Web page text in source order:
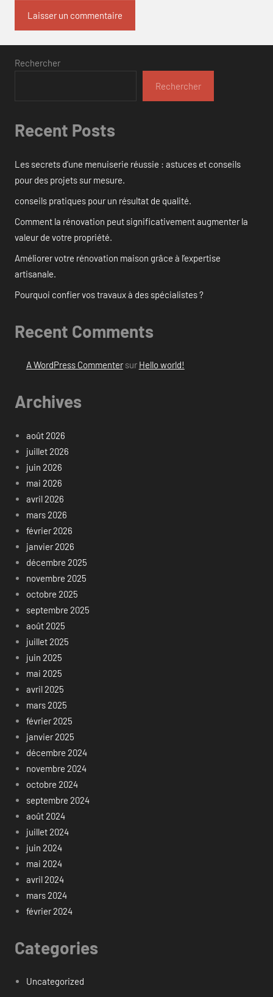
Rechercher
Rechercher
Recent Posts
Les secrets d’une menuiserie réussie : astuces et conseils
pour des projets sur mesure.
conseils pratiques pour un résultat de qualité.
Comment la rénovation peut significativement augmenter la
valeur de votre propriété.
Améliorer votre rénovation maison grâce à l’expertise
artisanale.
Pourquoi confier vos travaux à des spécialistes ?
Recent Comments
A WordPress Commentersur Hello world!
Archives
août 2026
juillet 2026
juin 2026
mai 2026
avril 2026
mars 2026
février 2026
janvier 2026
décembre 2025
novembre 2025
octobre 2025
septembre 2025
août 2025
juillet 2025
juin 2025
mai 2025
avril 2025
mars 2025
février 2025
janvier 2025
décembre 2024
novembre 2024
octobre 2024
septembre 2024
août 2024
juillet 2024
juin 2024
mai 2024
avril 2024
mars 2024
février 2024
Categories
Uncategorized